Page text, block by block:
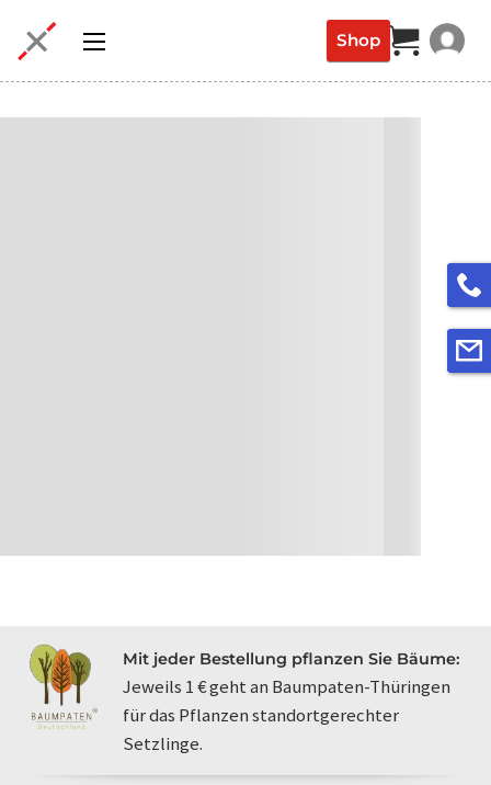
Shop
Login
Mit jeder Bestellung pflanzen Sie Bäume:
Jeweils 1 € geht an Baumpaten-Thüringen
für das Pflanzen standortgerechter
Setzlinge.